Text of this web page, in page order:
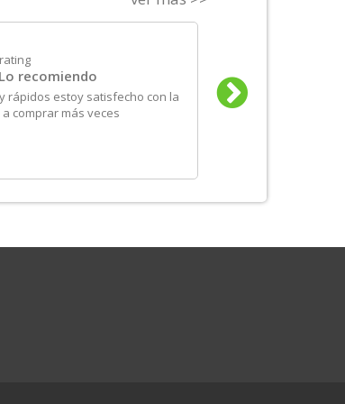
Lo recomiendo
rápidos estoy satisfecho con la
comprar más veces
Es la segunda vez
sido correcto: los